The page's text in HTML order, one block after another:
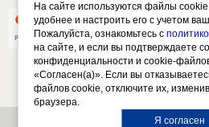
Все права защищены. ©
На сайте используются файлы
удобнее и настроить его с учетом
Пожалуйста, ознакомьтесь с
на сайте, и если вы подтверждаете
конфиденциальности и cookie-
«Согласен(а)». Если вы
файлов cookie, отключите их,
браузера.
Я согласен